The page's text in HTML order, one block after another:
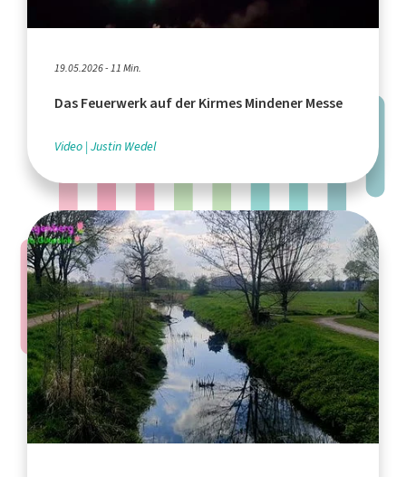
19.05.2026 - 11 Min.
Das Feuerwerk auf der Kirmes Mindener Messe
Video Justin Wedel